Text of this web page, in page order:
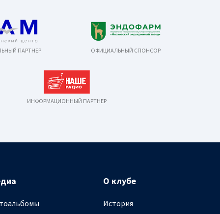
ПАРТНЕР ОФИЦИАЛЬНЫЙ СПОНСОР
ИНФОРМАЦИОННЫЙ ПАРТНЕР
О клубе
История